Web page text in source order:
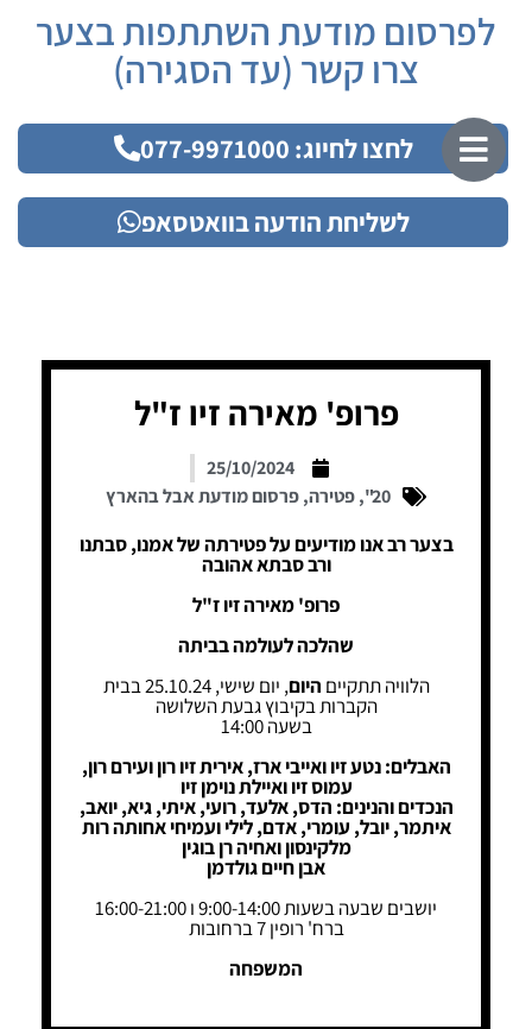
לפרסום מודעת השתתפות בצער
צרו קשר (עד הסגירה)
לחצו לחיוג: 077-9971000
לשליחת הודעה בוואטסאפ
פרופ' מאירה זיו ז"ל
25/10/2024
20"
,פטירה,פרסום מודעת אבל בהארץ
בצער רב אנו מודיעים על פטירתה של אמנו, סבתנו
ורב סבתא אהובה
פרופ' מאירה זיו ז"ל
שהלכה לעולמה בביתה
הלוויה תתקיים היום , יום שישי, 25.10.24 בבית
הקברות בקיבוץ גבעת השלושה
בשעה 14:00
האבלים: נטע זיו ואייבי ארז, אירית זיו רון ועירם רון,
עמוס זיו ואיילת נוימן זיו
הנכדים והנינים: הדס, אלעד, רועי, איתי, גיא, יואב,
איתמר, יובל, עומרי, אדם, לילי ועמיחי אחותה רות
מלקינסון ואחיה רן בוגין
אבן חיים גולדמן
יושבים שבעה בשעות 9:00-14:00 ו 16:00-21:00
ברח' רופין 7 ברחובות
המשפחה